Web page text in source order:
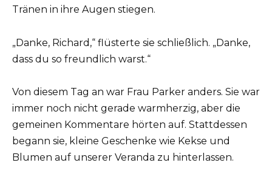
Tränen in ihre Augen stiegen.
„Danke, Richard,“ flüsterte sie schließlich. „Danke,
dass du so freundlich warst.“
Von diesem Tag an war Frau Parker anders. Sie war
immer noch nicht gerade warmherzig, aber die
gemeinen Kommentare hörten auf. Stattdessen
begann sie, kleine Geschenke wie Kekse und
Blumen auf unserer Veranda zu hinterlassen.